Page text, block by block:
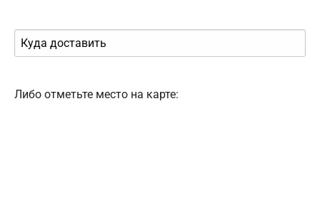
Либо отметьте место на карте: